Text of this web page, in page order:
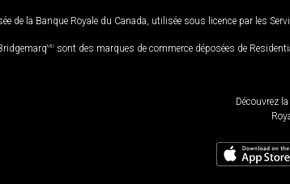
de la Banque Royale du Canada, utilisée sous licence par les
MD sont des marques de commerce déposées de
Découvrez